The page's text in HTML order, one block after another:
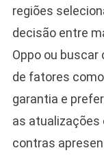
regiões
decisão entre
Oppo ou
de fatores
garantia e
as atualizações
contras